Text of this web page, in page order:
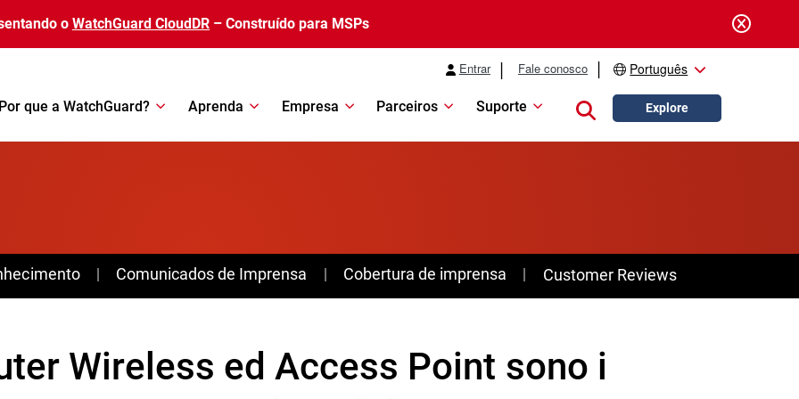
o WatchGuard CloudDR – Construído para MSPs
Entrar Fale conosco Português
Por que a WatchGuard? Aprenda Empresa Parceiros Suporte Close search
Explore
Comunicados de Imprensa Cobertura de imprensa Customer Reviews
Wireless ed Access Point sono i